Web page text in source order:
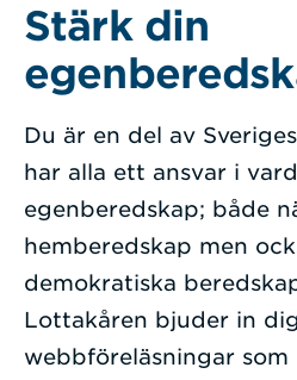
Stärk din
Du är en del av
har alla ett ansvar i
egenberedskap; både
hemberedskap men
demokratiska
Lottakåren bjuder in
webbföreläsningar